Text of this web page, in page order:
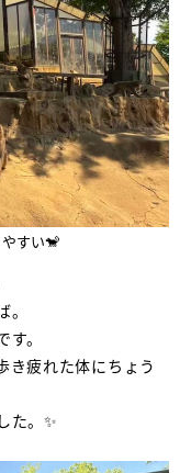
すい🐒
。
き疲れた体にちょう
た。✨